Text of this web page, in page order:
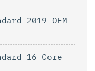
2019 OEM
16 Core